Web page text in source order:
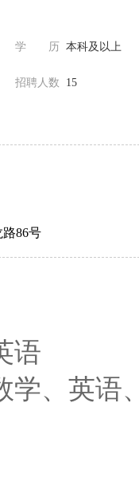
学 历 本科及以上
招聘人数 15
86号
语
学、英语